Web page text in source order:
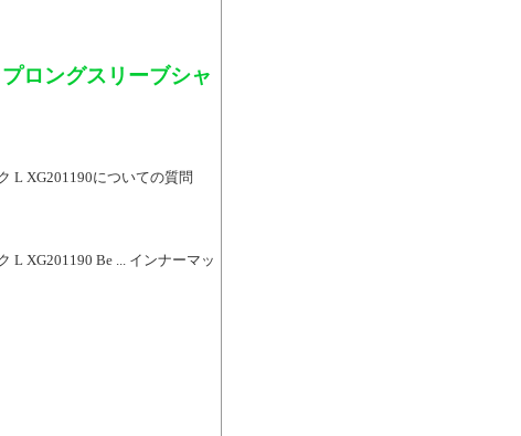
ロングスリーブシャ
L XG201190についての質問
L XG201190 Be ... インナーマッ